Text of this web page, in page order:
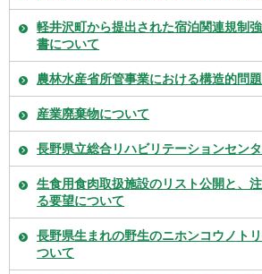
軽井沢町から提出された宿泊関連規制
書について
農林水産省所管事業における構造的問
産業廃棄物について
長野県立総合リハビリテーションセン
生食用食肉取扱施設のリスト公開と、
る要望について
長野県生まれの野生のニホンコウノト
ついて